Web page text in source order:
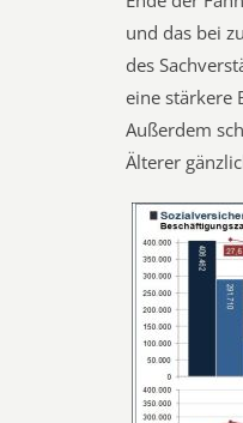
und das bei
des
eine stärkere
Außerdem
Älterer